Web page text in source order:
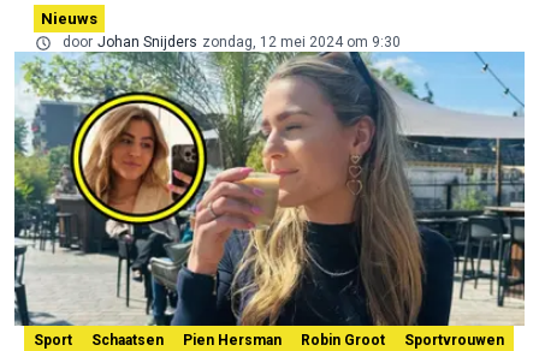
Nieuws
door Johan Snijders zondag, 12 mei 2024 om 9:30
Sport Schaatsen Pien Hersman Robin Groot
Sportvrouwen